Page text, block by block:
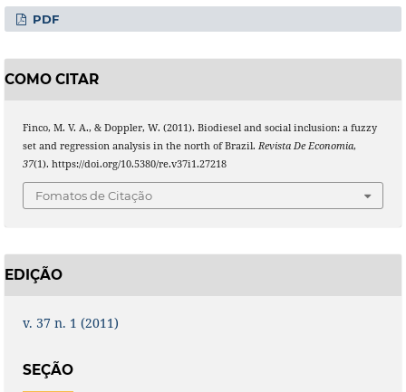
PDF
COMO CITAR
Finco, M. V. A., & Doppler, W. (2011). Biodiesel and social inclusion: a fuzzy
set and regression analysis in the north of Brazil. Revista De Economia,
37(1). https://doi.org/10.5380/re.v37i1.27218
Fomatos de Citação
EDIÇÃO
v. 37 n. 1 (2011)
SEÇÃO